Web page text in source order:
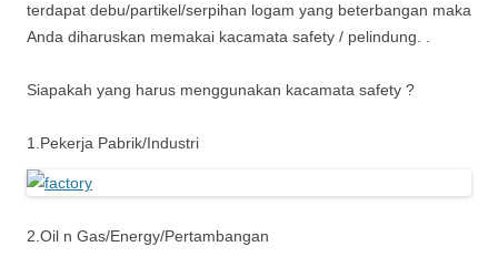
terdapat debu/partikel/serpihan logam yang beterbangan maka
Anda diharuskan memakai kacamata safety / pelindung. .
Siapakah yang harus menggunakan kacamata safety ?
1.Pekerja Pabrik/Industri
2.Oil n Gas/Energy/Pertambangan